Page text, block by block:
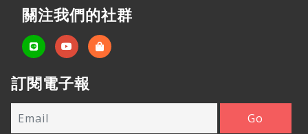
關注我們的社群
訂閱電子報